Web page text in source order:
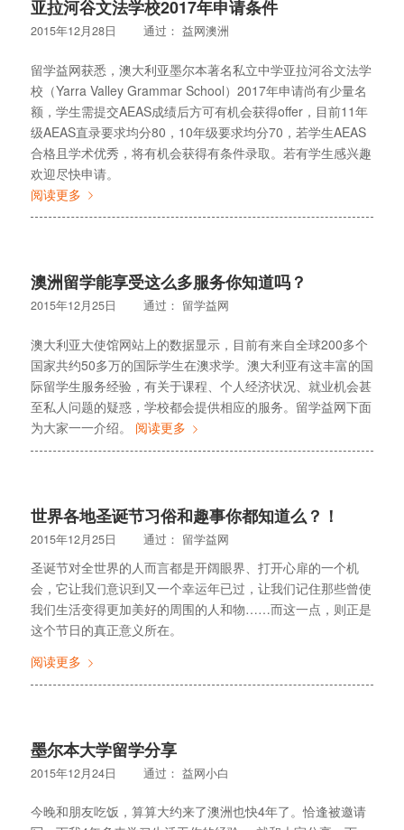
亚拉河谷文法学校2017年申请条件
2015年12月28日 通过： 益网澳洲
留学益网获悉，澳大利亚墨尔本著名私立中学亚拉河谷文法学
校（Yarra Valley Grammar School）2017年申请尚有少量名
额，学生需提交AEAS成绩后方可有机会获得offer，目前11年
级AEAS直录要求均分80，10年级要求均分70，若学生AEAS
合格且学术优秀，将有机会获得有条件录取。若有学生感兴趣
欢迎尽快申请。
阅读更多
澳洲留学能享受这么多服务你知道吗？
2015年12月25日 通过： 留学益网
澳大利亚大使馆网站上的数据显示，目前有来自全球200多个
国家共约50多万的国际学生在澳求学。澳大利亚有这丰富的国
际留学生服务经验，有关于课程、个人经济状况、就业机会甚
至私人问题的疑惑，学校都会提供相应的服务。留学益网下面
为大家一一介绍。 阅读更多
世界各地圣诞节习俗和趣事你都知道么？！
2015年12月25日 通过： 留学益网
圣诞节对全世界的人而言都是开阔眼界、打开心扉的一个机
会，它让我们意识到又一个幸运年已过，让我们记住那些曾使
我们生活变得更加美好的周围的人和物……而这一点，则正是
这个节日的真正意义所在。
阅读更多
墨尔本大学留学分享
2015年12月24日 通过： 益网小白
今晚和朋友吃饭，算算大约来了澳洲也快4年了。恰逢被邀请